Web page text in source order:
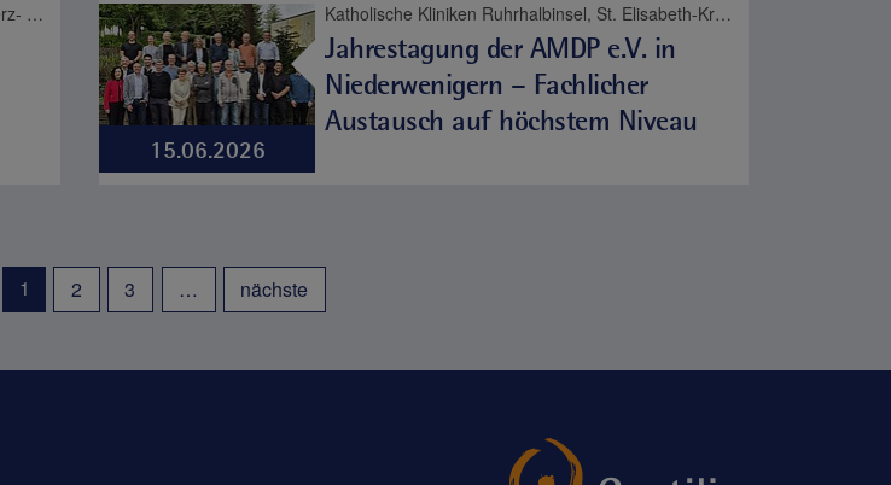
Bodyguard!, Christophorus Quartier, Contilia Herz- und Gefäßzentrum, Contilia Institut für Psychosoziale Medizin, Contilia Klinik Management, Contilia Pflege und Betreuung, Contilia Zentrum für Arbeitsmedizin und Gesundheitsmanagement, Contilia Zentrum für Krankenhaushygiene, CTR Huttrop, Elisabeth-Krankenhaus Essen, Emmaus Quartier, Engelbertus Quartier, Fachklinik Kamillushaus Heidhausen, Franziskushaus, Franziskus Quartier, Geriatrie-Zentrum Haus Berge, Gesundheitspark Altenessen, Haus Berge, Haus Berge Quartier, Hildegardis Quartier, Katholisches Familienzentrum und Kindergarten Auf den Hufen, Kängurus - Ambulante Kinderkrankenpflege, Katholische Kliniken Ruhrhalbinsel, Kita St. Theresia, Laurentius Quartier, Maria Frieden Quartier, Martin Luther Quartier, Philippusstift, Praxis am Grillo-Theater, Raphaelhaus, SPORTZ - Medizinisches Gerätetraining, Sportz Am Uhlenkrug, St. Andreas Quartier, St. Elisabeth-Krankenhaus Niederwenigern, St. Elisabeth Quartier, St. Josef-Krankenhaus Kupferdreh, St. Josef Quartier, St. Marien-Hospital Mülheim an der Ruhr, St. Marien Quartier, Stationäre Reha Sucht, Theaterpassage, Therapie und Reha Kupferdreh, Wohnanlage St. Anna-Stift, Anästhesie und Schmerztherapie, Altersmedizin, Bewegungsapparat, Contilia, Diabetes, Frauengesundheit, Geburt, Herz und Gefäße, Impfen, Karriere, Kinder- und Jugendmedizin, Labor, Neurologie, Niere, Notfallmedizin, Pflege, Plastische Chirurgie, Psyche und Sucht, Seelsorge, Therapie und Reha, Urologie, Viszeralmedizin
15.06.2026
Katholische Kliniken Ruhrhalbinsel, St. Elisabeth-Krankenhaus Niederwenigern, Psyche und Sucht
Jahrestagung der AMDP e.V. in
Niederwenigern – Fachlicher
Austausch auf höchstem Niveau
1 2 3 … nächste